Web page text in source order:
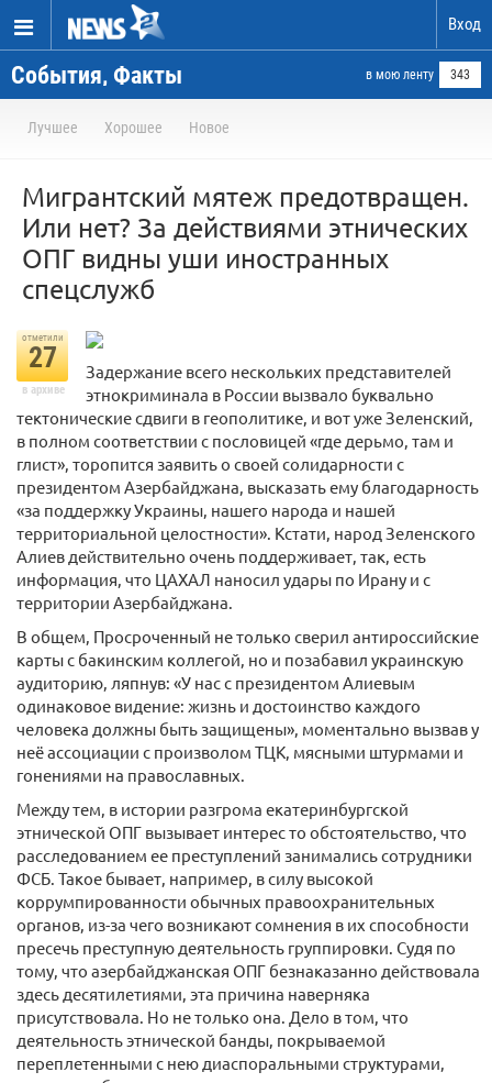
Вход
События, Факты в мою ленту 343
Лучшее Хорошее Новое
Мигрантский мятеж предотвращен.
Или нет? За действиями этнических
ОПГ видны уши иностранных
спецслужб
отметили
27
в архиве
Задержание всего нескольких представителей
этнокриминала в России вызвало буквально
тектонические сдвиги в геополитике, и вот уже Зеленский,
в полном соответствии с пословицей «где дерьмо, там и
глист», торопится заявить о своей солидарности с
президентом Азербайджана, высказать ему благодарность
«за поддержку Украины, нашего народа и нашей
территориальной целостности». Кстати, народ Зеленского
Алиев действительно очень поддерживает, так, есть
информация, что ЦАХАЛ наносил удары по Ирану и с
территории Азербайджана.
В общем, Просроченный не только сверил антироссийские
карты с бакинским коллегой, но и позабавил украинскую
аудиторию, ляпнув: «У нас с президентом Алиевым
одинаковое видение: жизнь и достоинство каждого
человека должны быть защищены», моментально вызвав у
неё ассоциации с произволом ТЦК, мясными штурмами и
гонениями на православных.
Между тем, в истории разгрома екатеринбургской
этнической ОПГ вызывает интерес то обстоятельство, что
расследованием ее преступлений занимались сотрудники
ФСБ. Такое бывает, например, в силу высокой
коррумпированности обычных правоохранительных
органов, из-за чего возникают сомнения в их способности
пресечь преступную деятельность группировки. Судя по
тому, что азербайджанская ОПГ безнаказанно действовала
здесь десятилетиями, эта причина наверняка
присутствовала. Но не только она. Дело в том, что
деятельность этнической банды, покрываемой
переплетенными с нею диаспоральными структурами,